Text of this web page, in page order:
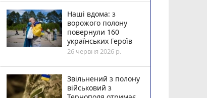
Наші вдома: з
ворожого полону
повернули 160
українських Героїв
26 червня 2026 р.
Звільнений з полону
військовий з